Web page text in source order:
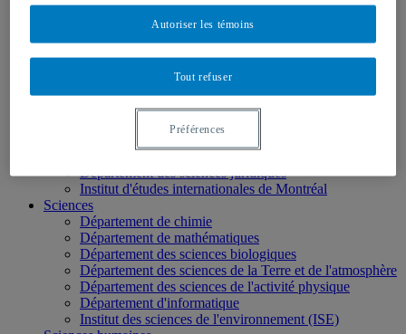
environnementale
Département des sciences comptables
Département des sciences économiques
Département d’analytique, opérations et technologies
Département d'organisation et ressources humaines
École supérieure de mode
Département des sciences juridiques
Institut d'études internationales de Montréal
Sciences
Département de chimie
Département de mathématiques
Département des sciences biologiques
Département des sciences de la Terre et de l'atmosphère
Département des sciences de l'activité physique
Département d'informatique
Institut des sciences de l'environnement (ISE)
Tout refuser
Autoriser les témoins
Préférences